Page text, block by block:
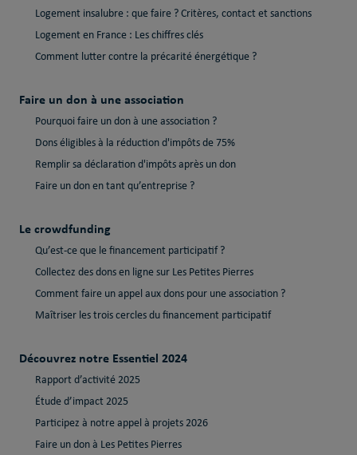
Logement insalubre : que faire ? Critères, contact et sanctions
Logement en France : Les chiffres clés
Comment lutter contre la précarité énergétique ?
Faire un don à une association
Pourquoi faire un don à une association ?
Dons éligibles à la réduction d'impôts de 75%
Remplir sa déclaration d'impôts après un don
Faire un don en tant qu’entreprise ?
Le crowdfunding
Qu’est-ce que le financement participatif ?
Collectez des dons en ligne sur Les Petites Pierres
Comment faire un appel aux dons pour une association ?
Maîtriser les trois cercles du financement participatif
Découvrez notre Essentiel 2024
Rapport d’activité 2025
Étude d’impact 2025
Participez à notre appel à projets 2026
Faire un don à Les Petites Pierres